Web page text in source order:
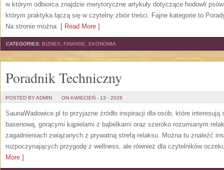
w którym odbiorca znajdzie merytoryczne artykuły dotyczące hodowli
którym praktyka łączą się w czytelny zbiór treści. Fajne kategorie to
Na stronie można[ Read More ]
CATEGORIES: BIZNES, FINANSE, EKONOMIA
Poradnik Techniczny
POSTED BY ADMIN ON KWIECIEŃ - 13 - 2026
SaunaWadowice.pl to przyjazne źródło inspiracji dla osób, które
basenową, gorącymi kąpielami z bąbelkami oraz szeroko rozumianym
zagadnieniach związanych z prywatną strefą relaksu. Można tu znaleźć
rozpoczynających przygodę z wellness, ale również dla czytelników
More ]